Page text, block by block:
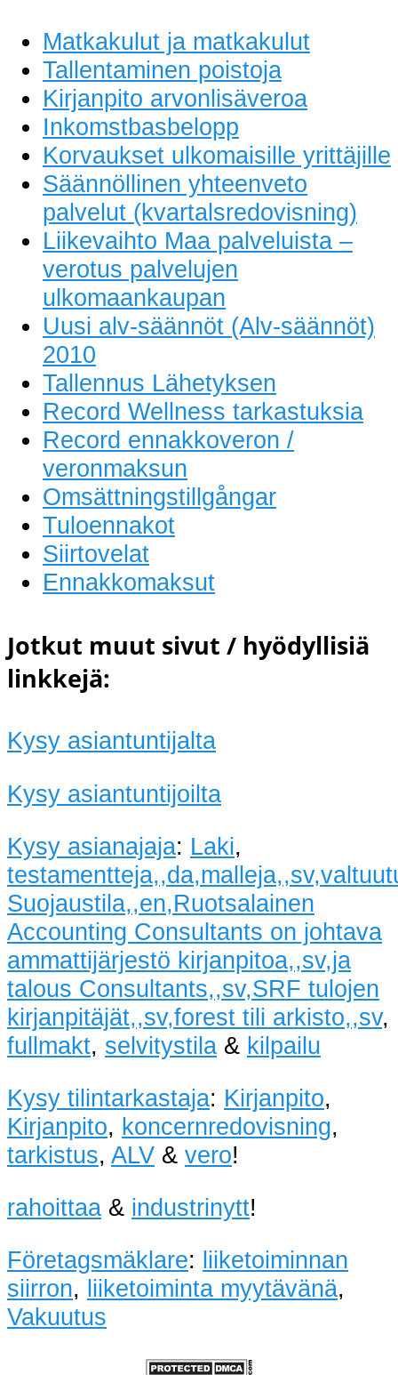
Matkakulut ja matkakulut
Tallentaminen poistoja
Kirjanpito arvonlisäveroa
Inkomstbasbelopp
Korvaukset ulkomaisille yrittäjille
Säännöllinen yhteenveto
palvelut (kvartalsredovisning)
Liikevaihto Maa palveluista –
verotus palvelujen
ulkomaankaupan
Uusi alv-säännöt (Alv-säännöt)
2010
Tallennus Lähetyksen
Record Wellness tarkastuksia
Record ennakkoveron /
veronmaksun
Omsättningstillgångar
Tuloennakot
Siirtovelat
Ennakkomaksut
Jotkut muut sivut / hyödyllisiä
linkkejä:
Kysy asiantuntijalta
Kysy asiantuntijoilta
Kysy asianajaja: Laki,
Suojaustila,,en,Ruotsalainen
Accounting Consultants on johtava
ammattijärjestö kirjanpitoa,,sv,ja
talous Consultants,,sv,SRF tulojen
kirjanpitäjät,,sv,forest tili arkisto,,sv,
fullmakt, selvitystila & kilpailu
Kysy tilintarkastaja: Kirjanpito,
Kirjanpito, koncernredovisning,
tarkistus, ALV & vero!
rahoittaa & industrinytt!
Företagsmäklare: liiketoiminnan
siirron, liiketoiminta myytävänä,
Vakuutus